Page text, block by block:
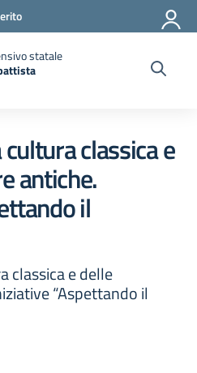
statale
classica e
antiche.
il
classica e delle
“Aspettando il